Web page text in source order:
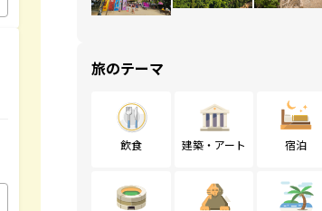
旅のテーマ
飲食 建築・アート 宿泊